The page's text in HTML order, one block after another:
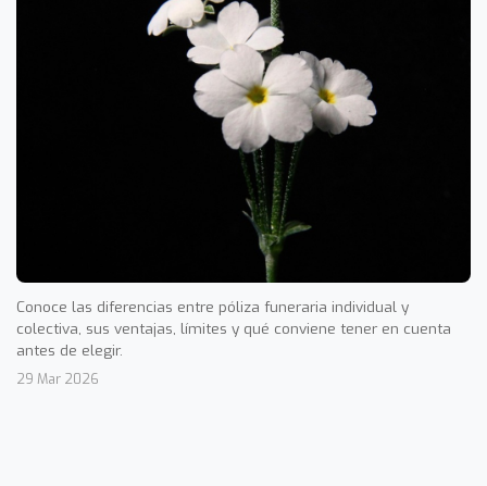
Conoce las diferencias entre póliza funeraria individual y
colectiva, sus ventajas, límites y qué conviene tener en cuenta
antes de elegir.
29 Mar 2026